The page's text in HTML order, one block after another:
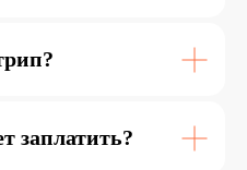
заплатить?